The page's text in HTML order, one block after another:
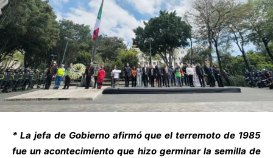
* La jefa de Gobierno afirmó que el terremoto de 1985
fue un acontecimiento que hizo germinar la semilla de